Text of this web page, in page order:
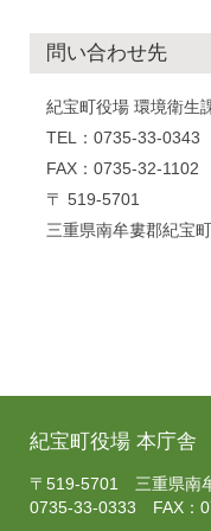
問い合わせ先
紀宝町役場 環境衛生
TEL：0735-33-0343
FAX：0735-32-1102
〒 519-5701
三重県南牟婁郡紀宝
紀宝町役場 本庁舎
〒519-5701 三重県南
0735-33-0333 FAX：